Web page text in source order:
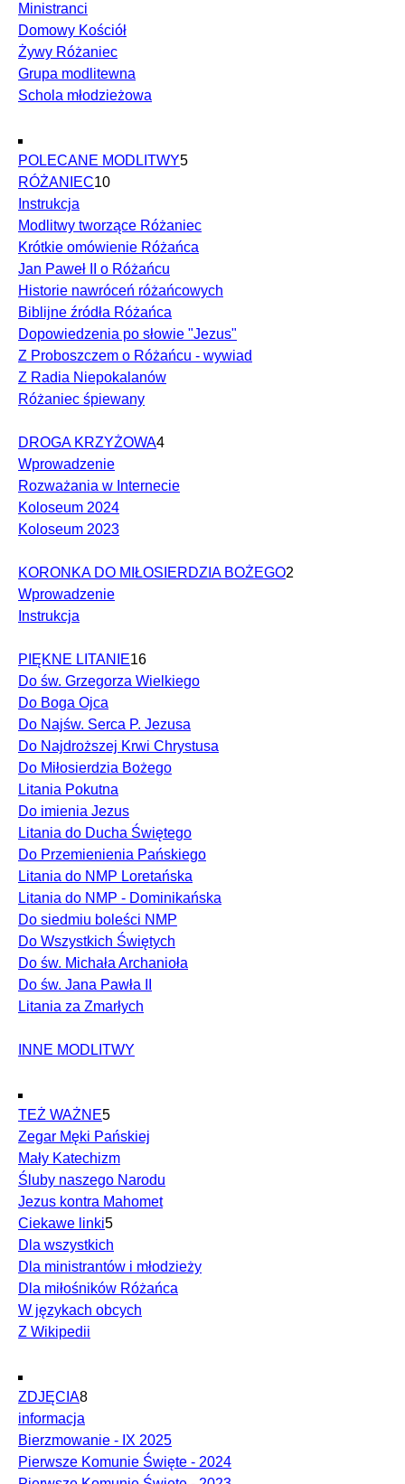
Ministranci
Domowy Kościół
Żywy Różaniec
Grupa modlitewna
Schola młodzieżowa
POLECANE MODLITWY5
RÓŻANIEC10
Instrukcja
Modlitwy tworzące Różaniec
Krótkie omówienie Różańca
Jan Paweł II o Różańcu
Historie nawróceń różańcowych
Biblijne źródła Różańca
Dopowiedzenia po słowie "Jezus"
Z Proboszczem o Różańcu - wywiad
Z Radia Niepokalanów
Różaniec śpiewany
DROGA KRZYŻOWA4
Wprowadzenie
Rozważania w Internecie
Koloseum 2024
Koloseum 2023
KORONKA DO MIŁOSIERDZIA BOŻEGO2
Wprowadzenie
Instrukcja
PIĘKNE LITANIE16
Do św. Grzegorza Wielkiego
Do Boga Ojca
Do Najśw. Serca P. Jezusa
Do Najdroższej Krwi Chrystusa
Do Miłosierdzia Bożego
Litania Pokutna
Do imienia Jezus
Litania do Ducha Świętego
Do Przemienienia Pańskiego
Litania do NMP Loretańska
Litania do NMP - Dominikańska
Do siedmiu boleści NMP
Do Wszystkich Świętych
Do św. Michała Archanioła
Do św. Jana Pawła II
Litania za Zmarłych
INNE MODLITWY
TEŻ WAŻNE5
Zegar Męki Pańskiej
Mały Katechizm
Śluby naszego Narodu
Jezus kontra Mahomet
Ciekawe linki5
Dla wszystkich
Dla ministrantów i młodzieży
Dla miłośników Różańca
W językach obcych
Z Wikipedii
ZDJĘCIA8
informacja
Bierzmowanie - IX 2025
Pierwsze Komunie Święte - 2024